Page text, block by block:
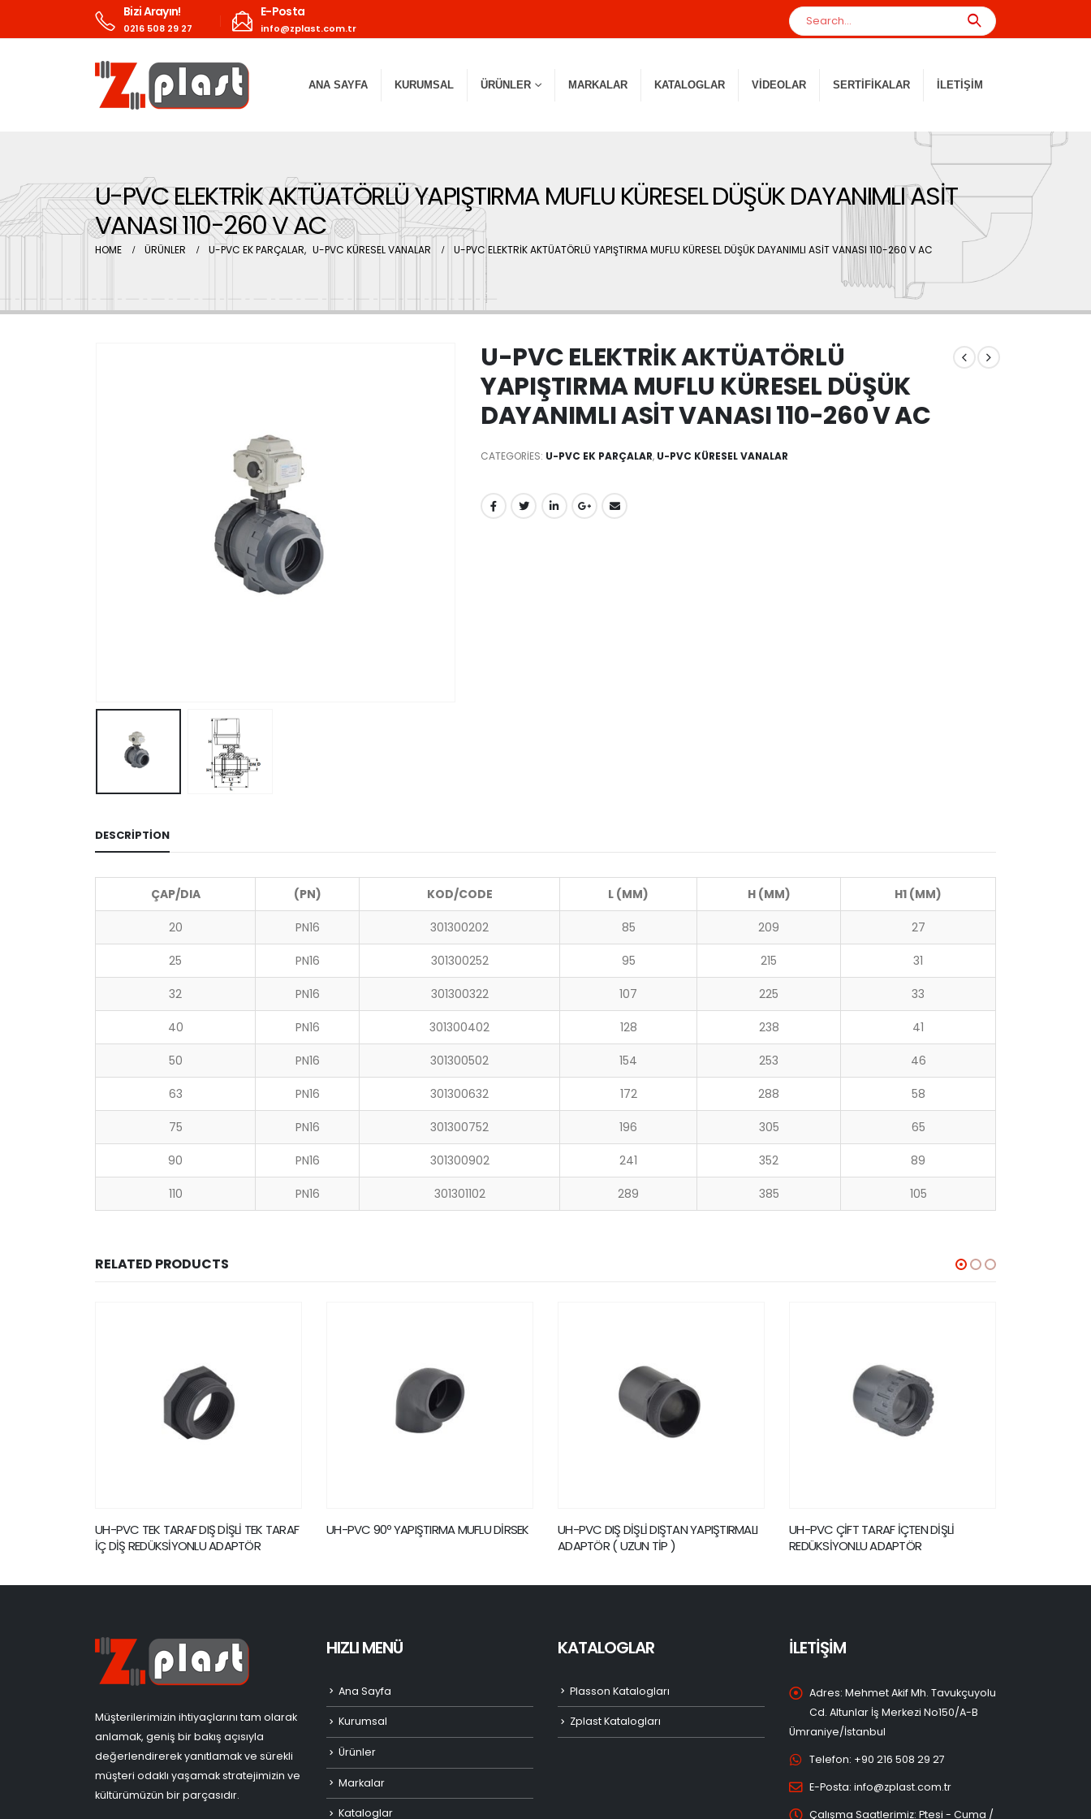
Bizi Arayın!
0216 508 29 27
E-Posta
info@zplast.com.tr
ANA SAYFA KURUMSAL ÜRÜNLER MARKALAR KATALOGLAR VIDEOLAR SERTIFIKALAR İLETIŞIM
U-PVC ELEKTRİK AKTÜATÖRLÜ YAPIŞTIRMA MUFLU KÜRESEL DÜŞÜK DAYANIMLI ASİT
VANASI 110-260 V AC
HOME ÜRÜNLER U-PVC EK PARÇALAR, U-PVC KÜRESEL VANALAR U-PVC ELEKTRİK AKTÜATÖRLÜ YAPIŞTIRMA MUFLU KÜRESEL DÜŞÜK DAYANIMLI ASİT VANASI 110-260 V AC
U-PVC ELEKTRİK AKTÜATÖRLÜ
YAPIŞTIRMA MUFLU KÜRESEL DÜŞÜK
DAYANIMLI ASİT VANASI 110-260 V AC
CATEGORIES: U-PVC EK PARÇALAR, U-PVC KÜRESEL VANALAR
DESCRIPTION
ÇAP/DIA (PN) KOD/CODE L (MM) H (MM) H1 (MM)
20 PN16 301300202 85 209 27
25 PN16 301300252 95 215 31
32 PN16 301300322 107 225 33
40 PN16 301300402 128 238 41
50 PN16 301300502 154 253 46
63 PN16 301300632 172 288 58
75 PN16 301300752 196 305 65
90 PN16 301300902 241 352 89
110 PN16 301301102 289 385 105
RELATED PRODUCTS
UH-PVC 90º YAPIŞTIRMA MUFLU DİRSEK
UH-PVC DIŞ DİŞLİ DIŞTAN YAPIŞTIRMALI
UH-PVC ÇİFT TARAF İÇTEN DİŞLİ
REDÜKSİYONLU ADAPTÖR
UH-PVC ÜÇ TARAFI İÇTEN DİŞLİ TE
Müşterilerimizin ihtiyaçlarını tam olarak
anlamak, geniş bir bakış açısıyla
değerlendirerek yanıtlamak ve sürekli
müşteri odaklı yaşamak stratejimizin ve
kültürümüzün bir parçasıdır.
HIZLI MENÜ
Ana Sayfa
Kurumsal
Ürünler
Markalar
Kataloglar
KATALOGLAR
Plasson Katalogları
Zplast Katalogları
İLETİŞİM
Adres: Mehmet Akif Mh. Tavukçuyolu
Cd. Altunlar İş Merkezi No150/A-B
Ümraniye/İstanbul
Telefon: +90 216 508 29 27
E-Posta: info@zplast.com.tr
Çalışma Saatlerimiz: Ptesi - Cuma /